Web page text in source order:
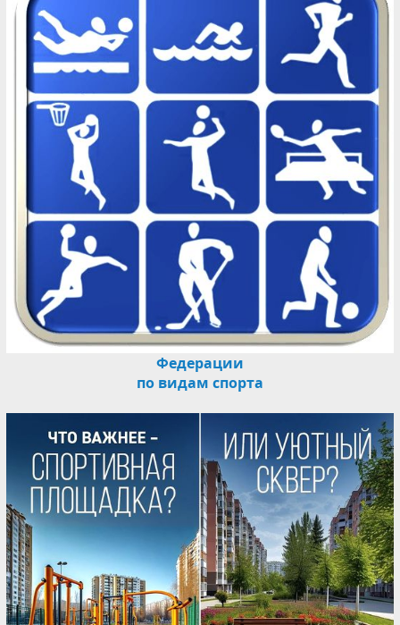
Федерации
по видам спорта